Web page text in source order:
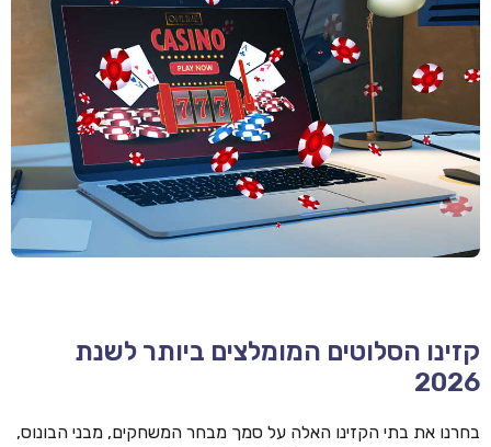
טיפים
קזינו הסלוטים המומלצים ביותר לשנת
2026
בחרנו את בתי הקזינו האלה על סמך מבחר המשחקים, מבני הבונוס,